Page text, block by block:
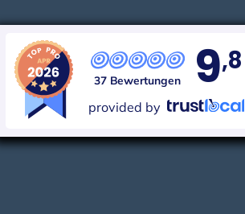
37 Bewertungen 9,8
provided by